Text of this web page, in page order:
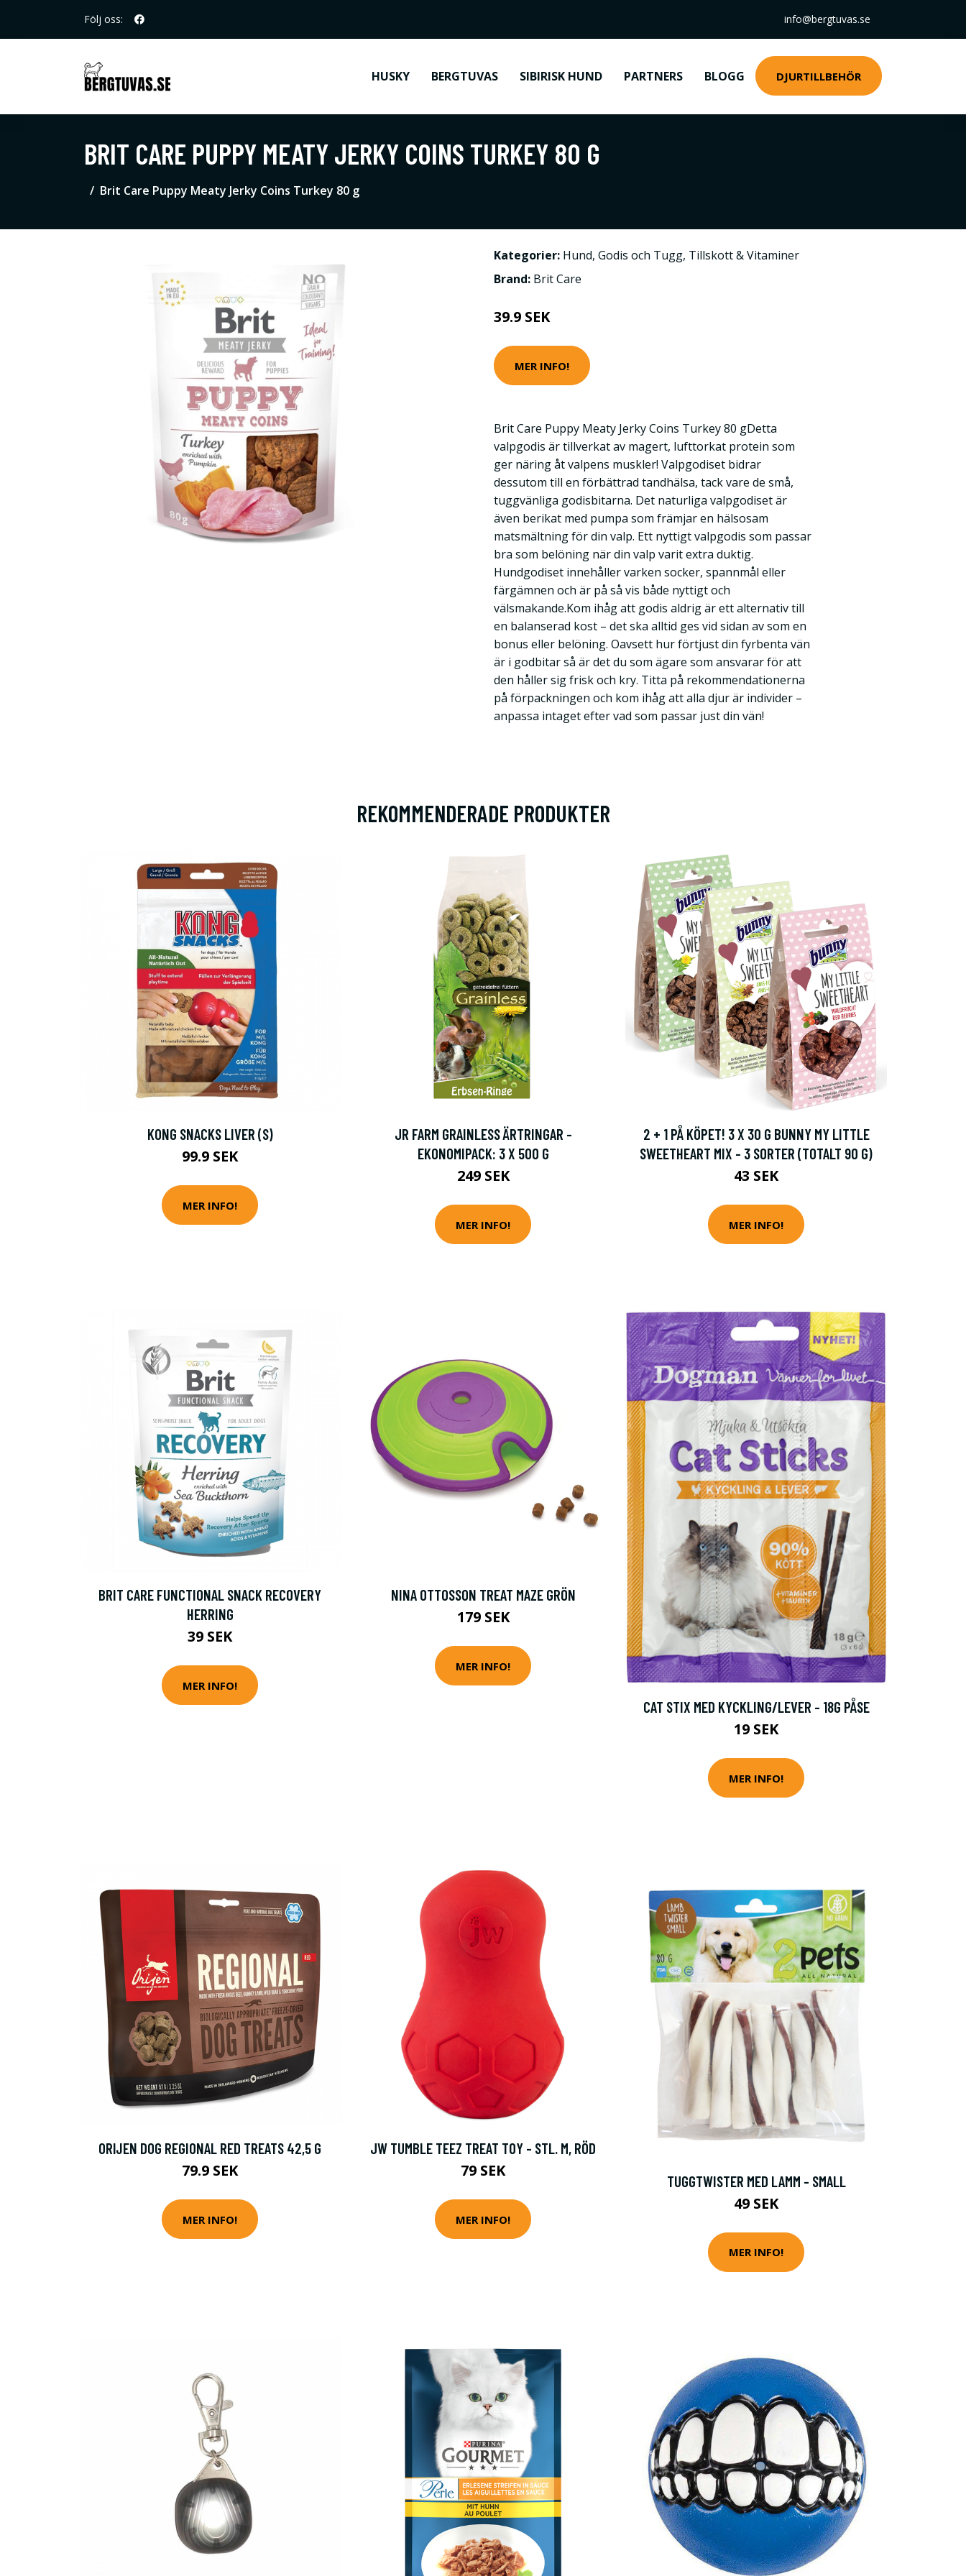
Följ oss: info@bergtuvas.se
HUSKY BERGTUVAS SIBIRISK HUND PARTNERS BLOGG DJURTILLBEHÖR
BRIT CARE PUPPY MEATY JERKY COINS TURKEY 80 G
Brit Care Puppy Meaty Jerky Coins Turkey 80 g
Kategorier: Hund, Godis och Tugg, Tillskott & Vitaminer
Brand: Brit Care
39.9 SEK
MER INFO!
Brit Care Puppy Meaty Jerky Coins Turkey 80 gDetta
valpgodis är tillverkat av magert, lufttorkat protein som
ger näring åt valpens muskler! Valpgodiset bidrar
dessutom till en förbättrad tandhälsa, tack vare de små,
tuggvänliga godisbitarna. Det naturliga valpgodiset är
även berikat med pumpa som främjar en hälsosam
matsmältning för din valp. Ett nyttigt valpgodis som passar
bra som belöning när din valp varit extra duktig.
Hundgodiset innehåller varken socker, spannmål eller
färgämnen och är på så vis både nyttigt och
välsmakande.Kom ihåg att godis aldrig är ett alternativ till
en balanserad kost – det ska alltid ges vid sidan av som en
bonus eller belöning. Oavsett hur förtjust din fyrbenta vän
är i godbitar så är det du som ägare som ansvarar för att
den håller sig frisk och kry. Titta på rekommendationerna
på förpackningen och kom ihåg att alla djur är individer –
anpassa intaget efter vad som passar just din vän!
REKOMMENDERADE PRODUKTER
KONG SNACKS LIVER (S)
99.9 SEK
MER INFO!
JR FARM GRAINLESS ÄRTRINGAR -
EKONOMIPACK: 3 X 500 G
249 SEK
MER INFO!
2 + 1 PÅ KÖPET! 3 X 30 G BUNNY MY LITTLE
SWEETHEART MIX - 3 SORTER (TOTALT 90 G)
43 SEK
MER INFO!
BRIT CARE FUNCTIONAL SNACK RECOVERY
HERRING
39 SEK
MER INFO!
NINA OTTOSSON TREAT MAZE GRÖN
179 SEK
MER INFO!
CAT STIX MED KYCKLING/LEVER - 18G PÅSE
19 SEK
MER INFO!
ORIJEN DOG REGIONAL RED TREATS 42,5 G
79.9 SEK
MER INFO!
JW TUMBLE TEEZ TREAT TOY - STL. M, RÖD
79 SEK
MER INFO!
TUGGTWISTER MED LAMM - SMALL
49 SEK
MER INFO!